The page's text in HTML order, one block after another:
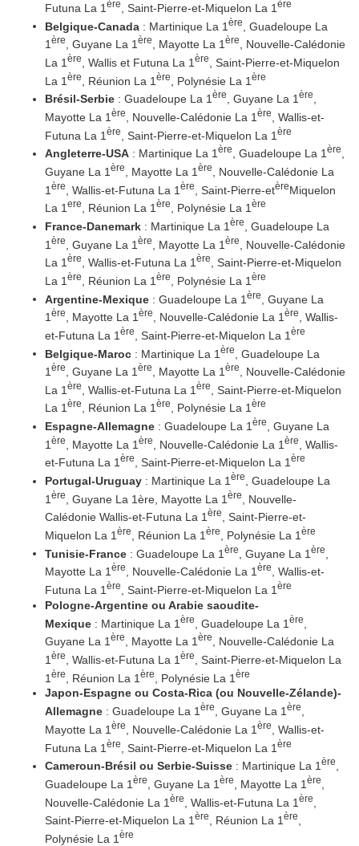
Futuna La 1 ère , Saint-Pierre-et-Miquelon La 1 ère
Belgique-Canada : Martinique La 1 ère
, Guadeloupe La
1 ère , Guyane La 1 ère , Mayotte La 1 ère
, Nouvelle-Calédonie
La 1 ère , Wallis et Futuna La 1 ère
, Saint-Pierre-et-Miquelon
La 1 ère , Réunion La 1 ère , Polynésie La 1 ère
Brésil-Serbie : Guadeloupe La 1 ère , Guyane La 1 ère
Mayotte La 1 ère , Nouvelle-Calédonie La 1 ère
, Wallis-et-
Futuna La 1 ère , Saint-Pierre-et-Miquelon La 1 ère
Angleterre-USA : Martinique La 1 ère , Guadeloupe La 1 ère
Guyane La 1 ère , Mayotte La 1 ère
, Nouvelle-Calédonie La
1 ère , Wallis-et-Futuna La 1 ère , Saint-Pierre-etèreMiquelon
La 1 ere , Réunion La 1 ère , Polynésie La 1 ère
France-Danemark : Martinique La 1 ère
, Guadeloupe La
1 ère , Guyane La 1 ère , Mayotte La 1 ère
, Nouvelle-Calédonie
La 1 ère , Wallis-et-Futuna La 1 ère
, Saint-Pierre-et-Miquelon
La 1 ère , Réunion La 1 ère , Polynésie La 1 ère
Argentine-Mexique : Guadeloupe La 1 ère
, Guyane La
1 ère , Mayotte La 1 ère , Nouvelle-Calédonie La 1 ère
, Wallis-
et-Futuna La 1 ère , Saint-Pierre-et-Miquelon La 1 ère
Belgique-Maroc : Martinique La 1 ère
, Guadeloupe La
1 ère , Guyane La 1 ère , Mayotte La 1 ère
, Nouvelle-Calédonie
La 1 ère , Wallis-et-Futuna La 1 ère
, Saint-Pierre-et-Miquelon
La 1 ère , Réunion La 1 ère , Polynésie La 1 ère
Espagne-Allemagne : Guadeloupe La 1 ère
, Guyane La
1 ère , Mayotte La 1 ère , Nouvelle-Calédonie La 1 ère
, Wallis-
et-Futuna La 1 ère , Saint-Pierre-et-Miquelon La 1 ère
Portugal-Uruguay : Martinique La 1 ère
, Guadeloupe La
1 ère , Guyane La 1ère, Mayotte La 1 ère
, Nouvelle-
Calédonie Wallis-et-Futuna La 1 ère
, Saint-Pierre-et-
Miquelon La 1 ère , Réunion La 1 ère , Polynésie La 1 ère
Tunisie-France : Guadeloupe La 1 ère , Guyane La 1 ère
Mayotte La 1 ère , Nouvelle-Calédonie La 1 ère
, Wallis-et-
Futuna La 1 ère , Saint-Pierre-et-Miquelon La 1 ère
Pologne-Argentine ou Arabie saoudite-
Mexique : Martinique La 1 ère , Guadeloupe La 1 ère
Guyane La 1 ère , Mayotte La 1 ère
, Nouvelle-Calédonie La
1 ère , Wallis-et-Futuna La 1 ère
, Saint-Pierre-et-Miquelon La
1 ère , Réunion La 1 ère , Polynésie La 1 ère
Japon-Espagne ou Costa-Rica (ou Nouvelle-Zélande)-
Allemagne : Guadeloupe La 1 ère , Guyane La 1 ère
Mayotte La 1 ère , Nouvelle-Calédonie La 1 ère
, Wallis-et-
Futuna La 1 ère , Saint-Pierre-et-Miquelon La 1 ère
Cameroun-Brésil ou Serbie-Suisse : Martinique La 1 ère
Guadeloupe La 1 ère , Guyane La 1 ère , Mayotte La 1 ère
Nouvelle-Calédonie La 1 ère , Wallis-et-Futuna La 1 ère
Saint-Pierre-et-Miquelon La 1 ère , Réunion La 1 ère
Polynésie La 1 ère